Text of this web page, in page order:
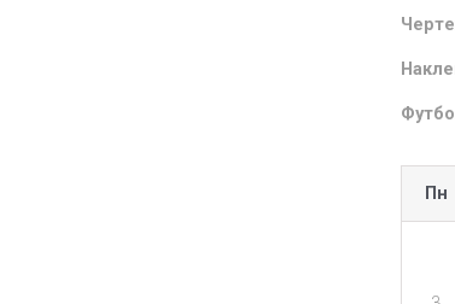
Пн